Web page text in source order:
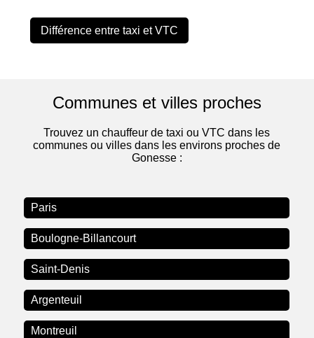
Différence entre taxi et VTC
Communes et villes proches
Trouvez un chauffeur de taxi ou VTC dans les
communes ou villes dans les environs proches de
Gonesse :
Paris
Boulogne-Billancourt
Saint-Denis
Argenteuil
Montreuil